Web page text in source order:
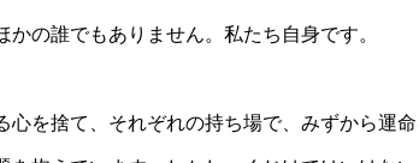
の誰でもありません。私たち自身です。
を捨て、それぞれの持ち場で、みずから運